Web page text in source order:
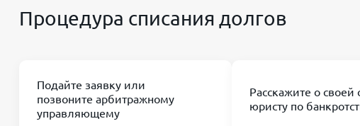
Процедура списания долгов
Подайте заявку или
позвоните арбитражному
управляющему
Расскажите о своей
юристу по